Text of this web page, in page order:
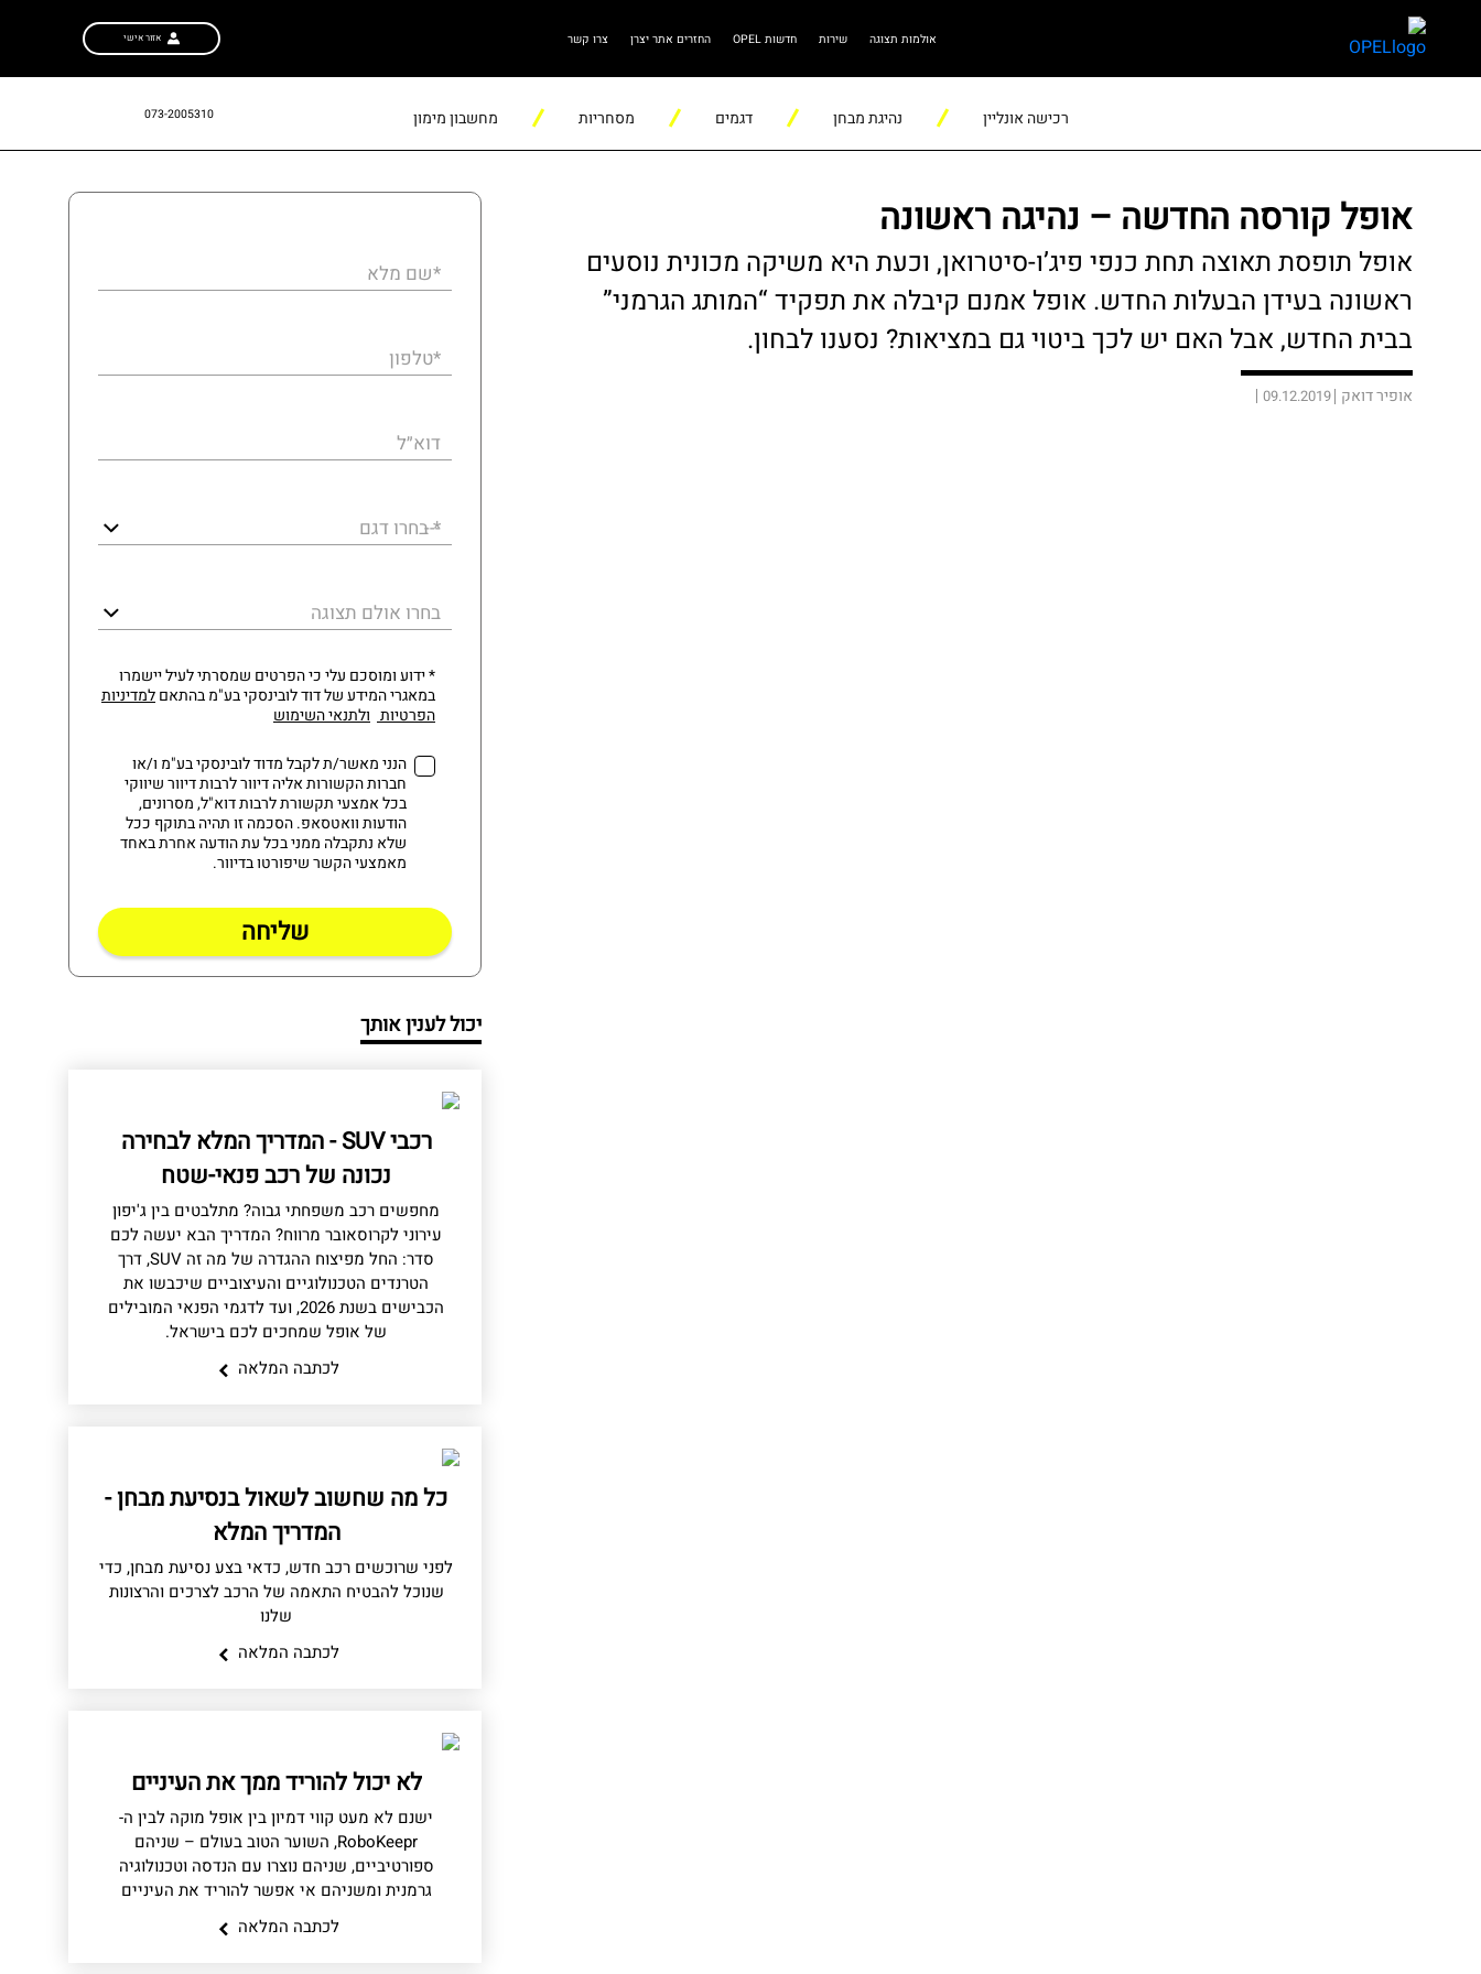
אולמות תצוגה שירות חדשות OPEL החזרים אתר יצרן צרו קשר אזור אישי
רכישה אונליין נהיגת מבחן דגמים מסחריות מחשבון מימון 073-2005310
אופל קורסה החדשה – נהיגה ראשונה
אופל תופסת תאוצה תחת כנפי פיג’ו-סיטרואן, וכעת היא משיקה מכונית נוסעים
ראשונה בעידן הבעלות החדש. אופל אמנם קיבלה את תפקיד “המותג הגרמני”
בבית החדש, אבל האם יש לכך ביטוי גם במציאות? נסענו לבחון.
אופיר דואק 09.12.2019
*שם מלא
*טלפון
דוא״ל
* בחרו דגם
בחרו אולם תצוגה
* ידוע ומוסכם עלי כי הפרטים שמסרתי לעיל יישמרו
במאגרי המידע של דוד לובינסקי בע"מ בהתאםלמדיניות
הפרטיות ולתנאי השימוש
הנני מאשר/ת לקבל מדוד לובינסקי בע"מ ו/או
חברות הקשורות אליה דיוור לרבות דיוור שיווקי
בכל אמצעי תקשורת לרבות דוא"ל, מסרונים,
הודעות וואטסאפ. הסכמה זו תהיה בתוקף ככל
שלא נתקבלה ממני בכל עת הודעה אחרת באחד
מאמצעי הקשר שיפורטו בדיוור.
יכול לענין אותך
רכבי SUV - המדריך המלא לבחירה
נכונה של רכב פנאי-שטח
מחפשים רכב משפחתי גבוה? מתלבטים בין ג'יפון
עירוני לקרוסאובר מרווח? המדריך הבא יעשה לכם
סדר: החל מפיצוח ההגדרה של מה זה SUV, דרך
הטרנדים הטכנולוגיים והעיצוביים שיכבשו את
הכבישים בשנת 2026, ועד לדגמי הפנאי המובילים
של אופל שמחכים לכם בישראל.
לכתבה המלאה
כל מה שחשוב לשאול בנסיעת מבחן -
המדריך המלא
לפני שרוכשים רכב חדש, כדאי בצע נסיעת מבחן, כדי
שנוכל להבטיח התאמה של הרכב לצרכים והרצונות
שלנו
לכתבה המלאה
לא יכול להוריד ממך את העיניים
ישנם לא מעט קווי דמיון בין אופל מוקה לבין ה-
RoboKeepr, השוער הטוב בעולם – שניהם
ספורטיביים, שניהם נוצרו עם הנדסה וטכנולוגיה
גרמנית ומשניהם אי אפשר להוריד את העיניים
לכתבה המלאה